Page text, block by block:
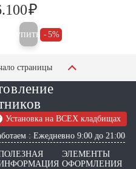
₽
Купить 5%
страницы
Установка на ВСЕХ кладбищах
: Ежедневно 9:00 до 21:00
ЭЛЕМЕНТЫ
ОФОРМЛЕНИЯ